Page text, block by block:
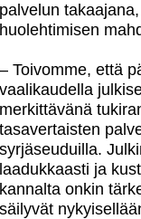
palvelun
huolehtimisen
– Toivomme, että
vaalikaudella
merkittävänä
tasavertaisten
syrjäseuduilla.
laadukkaasti ja
kannalta onkin
säilyvät